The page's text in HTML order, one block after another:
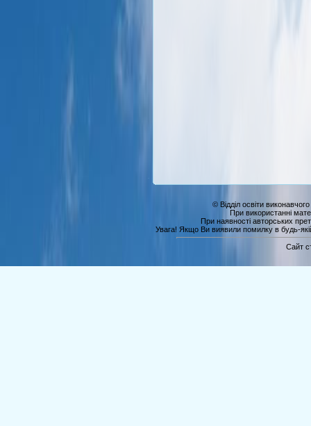
© Відділ освіти
При використанні
При наявності авторських
Увага! Якщо Ви виявили помилку в будь-якій
Сайт